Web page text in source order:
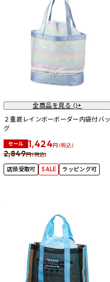
全商品を見る ()+
２重底レインボーボーダー内袋付バッ
グ
セール 1,424円 (税込)
2,849円 (税込)
店頭受取可 SALE ラッピング可